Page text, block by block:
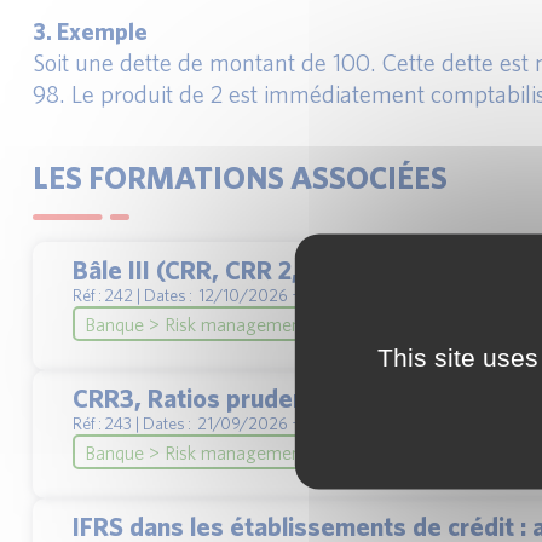
3. Exemple
Soit une dette de montant de 100. Cette dette est
98. Le produit de 2 est immédiatement
LES FORMATIONS ASSOCIÉES
Bâle III (CRR, CRR 2, CRD IV, CRDV,
Réf : 242 | Dates : 12/10/2026 + 3 à venir
Banque > Risk management et règlementation bâloise
CRR3, Ratios prudentiels et règles de
Réf : 243 | Dates : 21/09/2026 + 1 à venir
Banque > Risk management et règlementation bâloise
IFRS dans les établissements de crédit :
This site